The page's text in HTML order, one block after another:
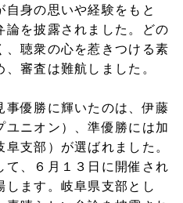
身の思いや経験をもと
論を披露されました。どの
、聴衆の心を惹きつける素
審査は難航しました。
優勝に輝いたのは、伊藤
ニオン）、準優勝には加
支部）が選ばれました。
て、６月１３日に開催され
します。岐阜県支部とし